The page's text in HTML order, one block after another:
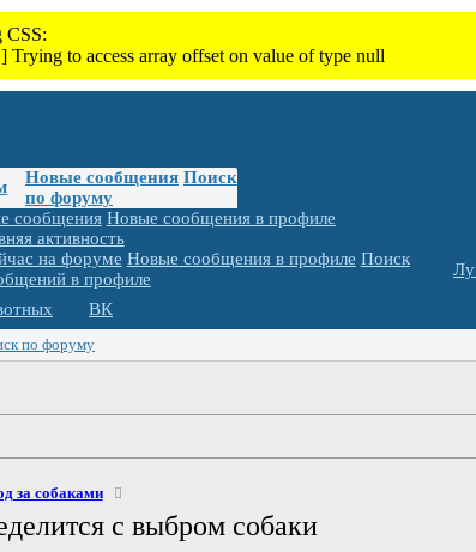
Новые сообщения Поиск
по форуму
сообщения Новые сообщения в профиле
активность
на форуме Новые сообщения в профиле Поиск
в профиле
ВК
по форуму
за собаками
с выбром собаки